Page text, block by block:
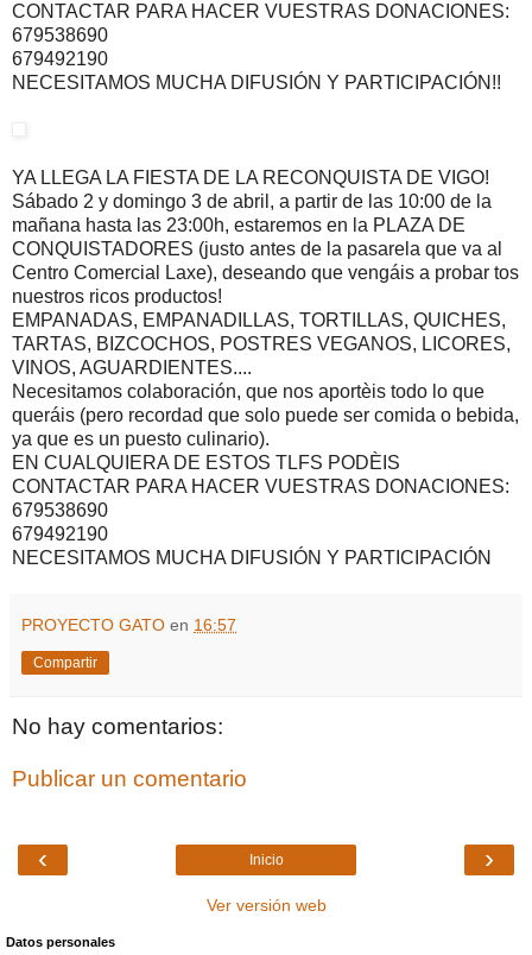
CONTACTAR PARA HACER VUESTRAS DONACIONES:
679538690
679492190
NECESITAMOS MUCHA DIFUSIÓN Y PARTICIPACIÓN!!
YA LLEGA LA FIESTA DE LA RECONQUISTA DE VIGO!
Sábado 2 y domingo 3 de abril, a partir de las 10:00 de la
mañana hasta las 23:00h, estaremos en la PLAZA DE
CONQUISTADORES (justo antes de la pasarela que va al
Centro Comercial Laxe), deseando que vengáis a probar tos
nuestros ricos productos!
EMPANADAS, EMPANADILLAS, TORTILLAS, QUICHES,
TARTAS, BIZCOCHOS, POSTRES VEGANOS, LICORES,
VINOS, AGUARDIENTES....
Necesitamos colaboración, que nos aportèis todo lo que
queráis (pero recordad que solo puede ser comida o bebida,
ya que es un puesto culinario).
EN CUALQUIERA DE ESTOS TLFS PODÈIS
CONTACTAR PARA HACER VUESTRAS DONACIONES:
679538690
679492190
NECESITAMOS MUCHA DIFUSIÓN Y PARTICIPACIÓN
PROYECTO GATO en 16:57
Compartir
No hay comentarios:
Publicar un comentario
‹ ›
Inicio
Ver versión web
Datos personales